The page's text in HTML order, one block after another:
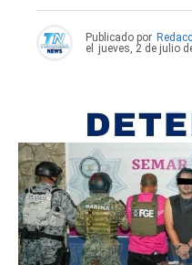
Publicado por
el
jueves, 2 de julio